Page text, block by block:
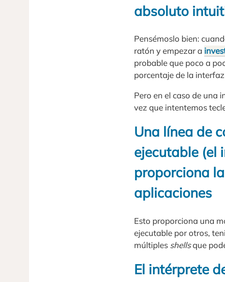
absoluto
Pensémoslo bien:
ratón y empezar a
probable que poco a
porcentaje de la interfaz
Pero en el caso de una
vez que intentemos
Una línea de
ejecutable (el
proporciona
aplicaciones
Esto proporciona una
ejecutable por otros,
múltiples shellsque
El intérprete